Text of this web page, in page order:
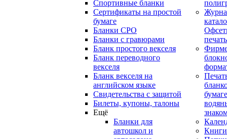
Спортивные бланки
Cертификаты на простой
бумаге
Бланки СРО
Бланки с гравюрами
Бланк простого векселя
Бланк переводного
векселя
Бланк векселя на
английском языке
Свидетельства с защитой
Билеты, купоны, талоны
Ещё
Бланки для
автошкол и
печать
Книги